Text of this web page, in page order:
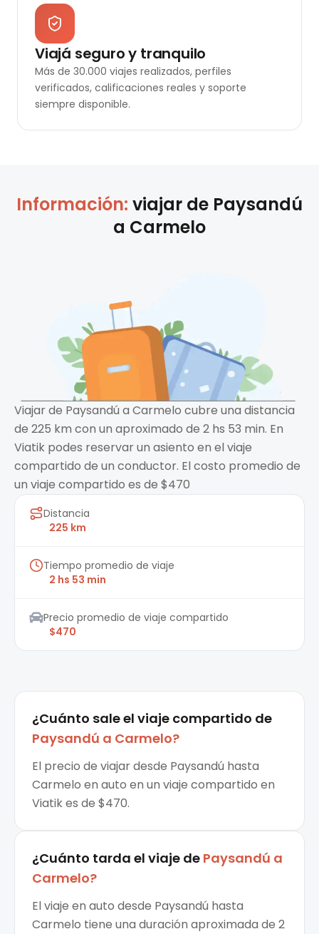
Viajá seguro y tranquilo
Más de 30.000 viajes realizados, perfiles
verificados, calificaciones reales y soporte
siempre disponible.
Información: viajar de Paysandú
a Carmelo
Viajar de Paysandú a Carmelo cubre una distancia
de 225 km con un aproximado de 2 hs 53 min. En
Viatik podes reservar un asiento en el viaje
compartido de un conductor. El costo promedio de
un viaje compartido es de $470
Distancia
225 km
Tiempo promedio de viaje
2 hs 53 min
Precio promedio de viaje compartido
$470
¿Cuánto sale el viaje compartido de
Paysandú a Carmelo?
El precio de viajar desde Paysandú hasta
Carmelo en auto en un viaje compartido en
Viatik es de $470.
¿Cuánto tarda el viaje de Paysandú a
Carmelo?
El viaje en auto desde Paysandú hasta
Carmelo tiene una duración aproximada de 2